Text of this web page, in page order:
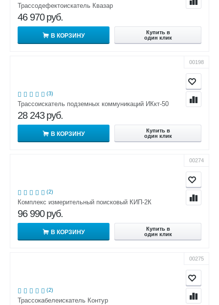
Трассодефектоискатель Квазар
46 970 руб.
В КОРЗИНУ
Купить в
один клик
00198
(3)
Трассоискатель подземных коммуникаций ИКкт-50
28 243 руб.
В КОРЗИНУ
Купить в
один клик
00274
(2)
Комплекс измерительный поисковый КИП-2К
96 990 руб.
В КОРЗИНУ
Купить в
один клик
00275
(2)
Трассокабелеискатель Контур